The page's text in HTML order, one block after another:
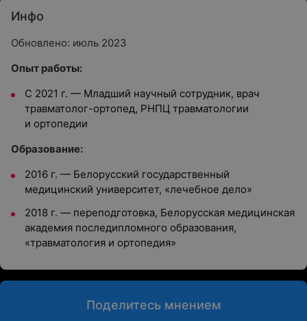
Инфо
Обновлено: июль 2023
Опыт работы:
С 2021 г. — Младший научный сотрудник, врач
травматолог-ортопед, РНПЦ травматологии
и ортопедии
Образование:
2016 г. — Белорусский государственный
медицинский университет, «лечебное дело»
2018 г. — переподготовка, Белорусская медицинская
академия последипломного образования,
«травматология и ортопедия»
Поделитесь мнением